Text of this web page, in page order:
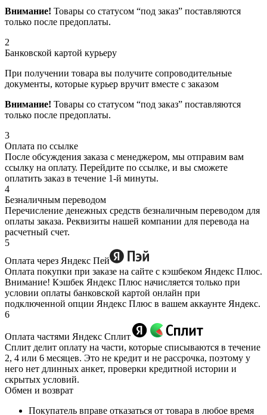
Внимание! Товары со статусом “под заказ” поставляются
только после предоплаты.
2
Банковской картой курьеру
При получении товара вы получите сопроводительные
документы, которые курьер вручит вместе с заказом
Внимание! Товары со статусом “под заказ” поставляются
только после предоплаты.
3
Оплата по ссылке
После обсуждения заказа с менеджером, мы отправим вам
ссылку на оплату. Перейдите по ссылке, и вы сможете
оплатить заказ в течение 1-й минуты.
4
Безналичным переводом
Перечисление денежных средств безналичным переводом для
оплаты заказа. Реквизиты нашей компании для перевода на
расчетный счет.
5
Оплата через Яндекс Пей
Оплата покупки при заказе на сайте с кэшбеком Яндекс Плюс.
Внимание! Кэшбек Яндекс Плюс начисляется только при
условии оплаты банковской картой онлайн при
подключенной опции Яндекс Плюс в вашем аккаунте Яндекс.
6
Оплата частями Яндекс Сплит
Сплит делит оплату на части, которые списываются в течение
2, 4 или 6 месяцев. Это не кредит и не рассрочка, поэтому у
него нет длинных анкет, проверки кредитной истории и
скрытых условий.
Обмен и возврат
Покупатель вправе отказаться от товара в любое время